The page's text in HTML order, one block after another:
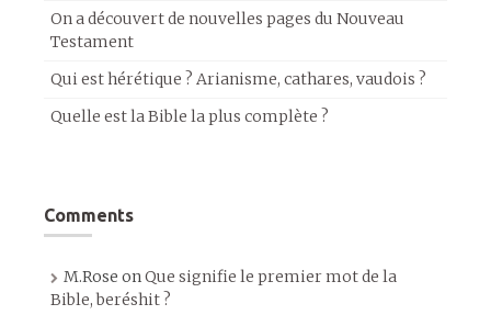
On a découvert de nouvelles pages du Nouveau
Testament
Qui est hérétique ? Arianisme, cathares, vaudois ?
Quelle est la Bible la plus complète ?
Comments
M.Rose onQue signifie le premier mot de la
Bible, beréshit ?